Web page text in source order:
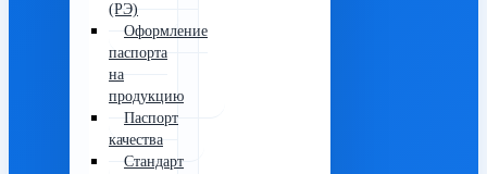
(РЭ)
Оформление
паспорта
на
продукцию
Паспорт
качества
Стандарт